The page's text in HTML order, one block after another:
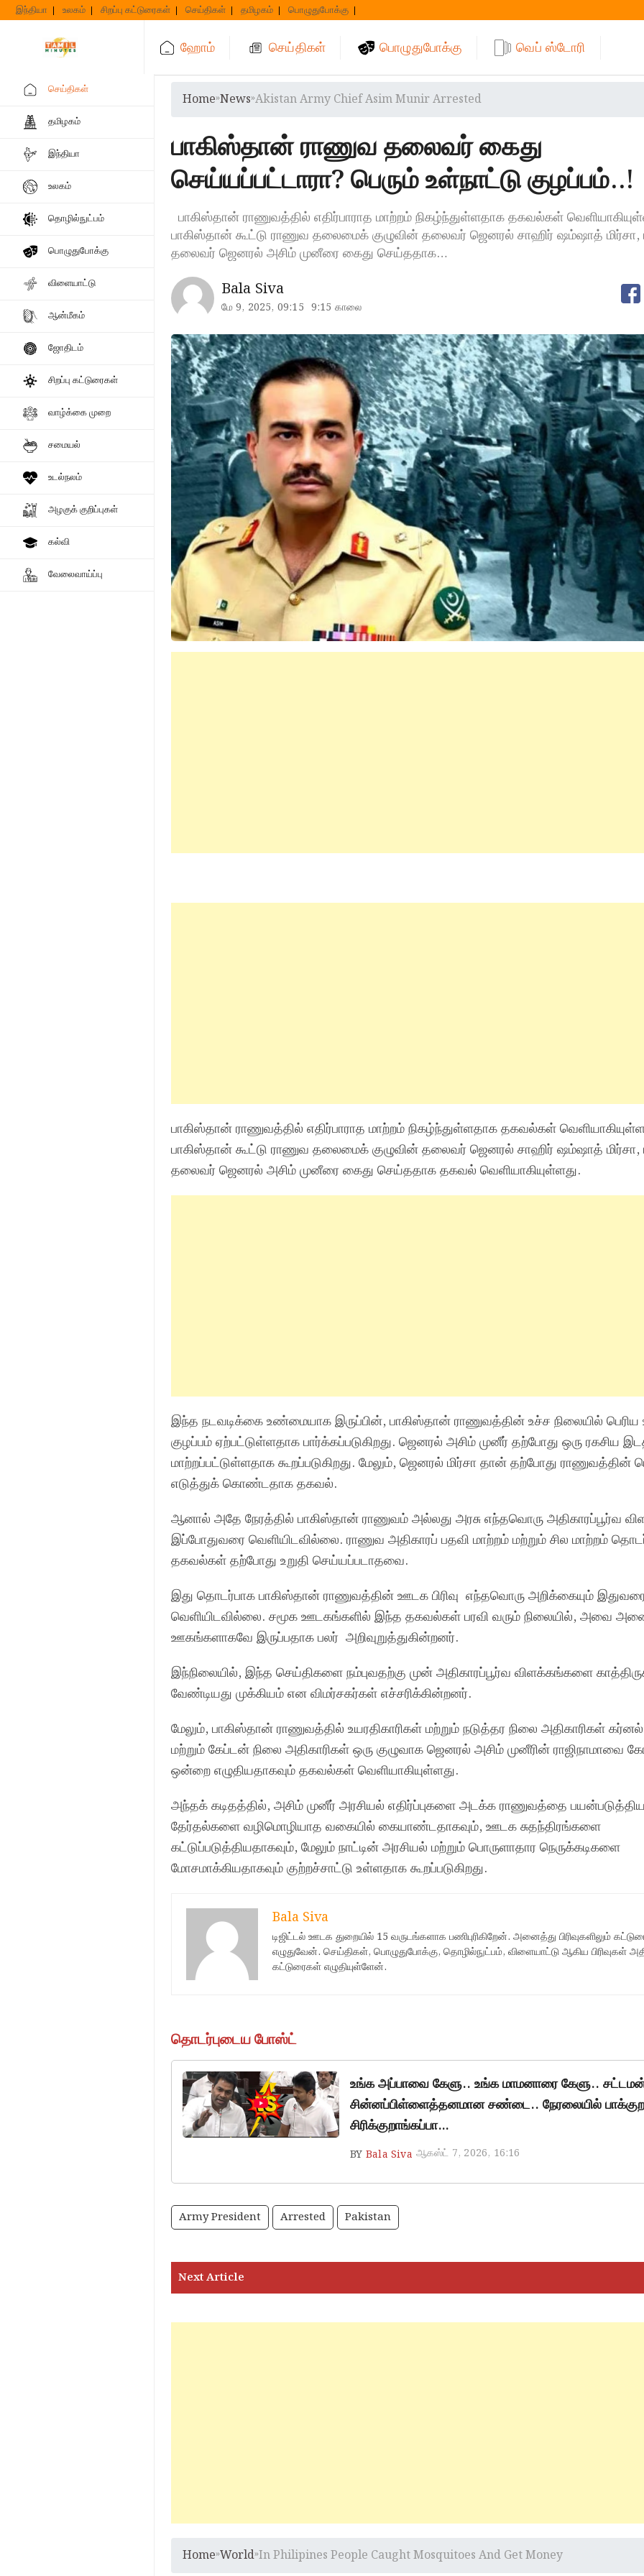
Skip
to
இந்தியா உலகம் சிறப்பு கட்டுரைகள் செய்திகள் தமிழகம் பொழுதுபோக்கு
ஹோம் செய்திகள் பொழுதுபோக்கு வெப் ஸ்டோரி
செய்திகள்
தமிழகம்
இந்தியா
உலகம்
தொழில்நுட்பம்
பொழுதுபோக்கு
விளையாட்டு
ஆன்மீகம்
ஜோதிடம்
சிறப்பு கட்டுரைகள்
வாழ்க்கை முறை
சமையல்
உடல்நலம்
அழகுக் குறிப்புகள்
கல்வி
வேலைவாய்ப்பு
Home»News»Akistan Army Chief Asim Munir Arrested
பாகிஸ்தான் ராணுவ தலைவர் கைது
செய்யப்பட்டாரா? பெரும் உள்நாட்டு குழப்பம்..!
பாகிஸ்தான் ராணுவத்தில் எதிர்பாராத மாற்றம் நிகழ்ந்துள்ளதாக தகவல்கள்
பாகிஸ்தான் கூட்டு ராணுவ தலைமைக் குழுவின் தலைவர் ஜெனரல் சாஹிர் ஷம்ஷாத்
தலைவர் ஜெனரல் அசிம் முனீரை கைது செய்ததாக…
Bala Siva
மே 9, 2025, 09:15 9:15 காலை
பாகிஸ்தான் ராணுவத்தில் எதிர்பாராத மாற்றம் நிகழ்ந்துள்ளதாக தகவல்கள்
பாகிஸ்தான் கூட்டு ராணுவ தலைமைக் குழுவின் தலைவர் ஜெனரல் சாஹிர் ஷம்ஷாத்
தலைவர் ஜெனரல் அசிம் முனீரை கைது செய்ததாக தகவல் வெளியாகியுள்ளது.
இந்த நடவடிக்கை உண்மையாக இருப்பின், பாகிஸ்தான் ராணுவத்தின் உச்ச நிலையில் பெரிய
குழப்பம் ஏற்பட்டுள்ளதாக பார்க்கப்படுகிறது. ஜெனரல் அசிம் முனீர் தற்போது ஒரு ரகசிய
மாற்றப்பட்டுள்ளதாக கூறப்படுகிறது. மேலும், ஜெனரல் மிர்சா தான் தற்போது ராணுவத்தின்
எடுத்துக் கொண்டதாக தகவல்.
ஆனால் அதே நேரத்தில் பாகிஸ்தான் ராணுவம் அல்லது அரசு எந்தவொரு அதிகாரப்பூர்வ
இப்போதுவரை வெளியிடவில்லை. ராணுவ அதிகாரப் பதவி மாற்றம் மற்றும் சில மாற்றம்
தகவல்கள் தற்போது உறுதி செய்யப்படாதவை.
இது தொடர்பாக பாகிஸ்தான் ராணுவத்தின் ஊடக பிரிவு எந்தவொரு அறிக்கையும்
வெளியிடவில்லை. சமூக ஊடகங்களில் இந்த தகவல்கள் பரவி வரும் நிலையில், அவை
ஊகங்களாகவே இருப்பதாக பலர் அறிவுறுத்துகின்றனர்.
இந்நிலையில், இந்த செய்திகளை நம்புவதற்கு முன் அதிகாரப்பூர்வ விளக்கங்களை
வேண்டியது முக்கியம் என விமர்சகர்கள் எச்சரிக்கின்றனர்.
மேலும், பாகிஸ்தான் ராணுவத்தில் உயரதிகாரிகள் மற்றும் நடுத்தர நிலை அதிகாரிகள்
மற்றும் கேப்டன் நிலை அதிகாரிகள் ஒரு குழுவாக ஜெனரல் அசிம் முனீரின் ராஜிநாமாவை
ஒன்றை எழுதியதாகவும் தகவல்கள் வெளியாகியுள்ளது.
அந்தக் கடிதத்தில், அசிம் முனீர் அரசியல் எதிர்ப்புகளை அடக்க ராணுவத்தை
தேர்தல்களை வழிமொழியாத வகையில் கையாண்டதாகவும், ஊடக சுதந்திரங்களை
கட்டுப்படுத்தியதாகவும், மேலும் நாட்டின் அரசியல் மற்றும் பொருளாதார நெருக்கடிகளை
மோசமாக்கியதாகவும் குற்றச்சாட்டு உள்ளதாக கூறப்படுகிறது.
Bala Siva
டிஜிட்டல் ஊடக துறையில் 15 வருடங்களாக பணிபுரிகிறேன். அனைத்து பிரிவுகளிலும்
எழுதுவேன். செய்திகள், பொழுதுபோக்கு, தொழில்நுட்பம், விளையாட்டு ஆகிய பிரிவுகள்
கட்டுரைகள் எழுதியுள்ளேன்.
தொடர்புடைய போஸ்ட்
உங்க அப்பாவை கேளு.. உங்க மாமனாரை கேளு..
சின்னப்பிள்ளைத்தனமான சண்டை.. நேரலையில்
சிரிக்குறாங்கப்பா…
BY Bala Siva ஆகஸ்ட் 7, 2026, 16:16
Army President Arrested Pakistan
Home»World»In Philipines People Caught Mosquitoes And Get Money